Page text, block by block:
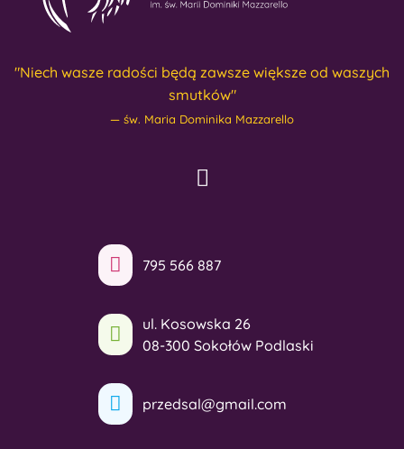
"Niech wasze radości będą zawsze większe od waszych
smutków"
św. Maria Dominika Mazzarello
795 566 887
ul. Kosowska 26
08-300 Sokołów Podlaski
przedsal@gmail.com